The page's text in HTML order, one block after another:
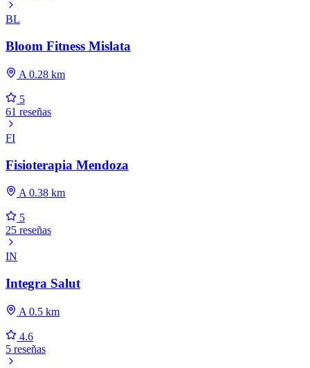
BL
Bloom Fitness Mislata
A 0.28 km
5
61 reseñas
FI
Fisioterapia Mendoza
A 0.38 km
5
25 reseñas
IN
Integra Salut
A 0.5 km
4.6
5 reseñas